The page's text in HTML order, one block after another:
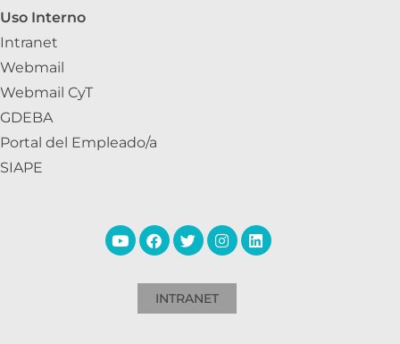
Uso Interno
Intranet
Webmail
Webmail CyT
GDEBA
Portal del Empleado/a
SIAPE
INTRANET